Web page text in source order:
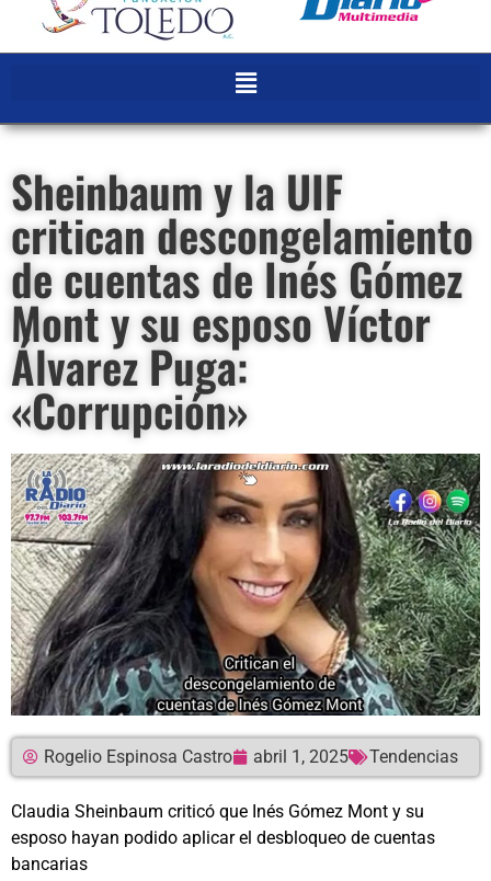
Sheinbaum y la UIF
critican descongelamiento
de cuentas de Inés Gómez
Mont y su esposo Víctor
Álvarez Puga:
«Corrupción»
Rogelio Espinosa Castro abril 1, 2025 Tendencias
Claudia Sheinbaum criticó que Inés Gómez Mont y su
esposo hayan podido aplicar el desbloqueo de cuentas
bancarias